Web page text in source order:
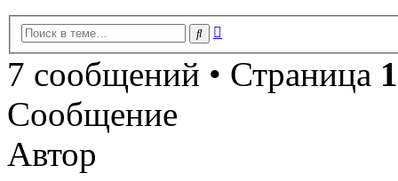
Поиск
7 сообщений • Страница 1
Сообщение
Автор